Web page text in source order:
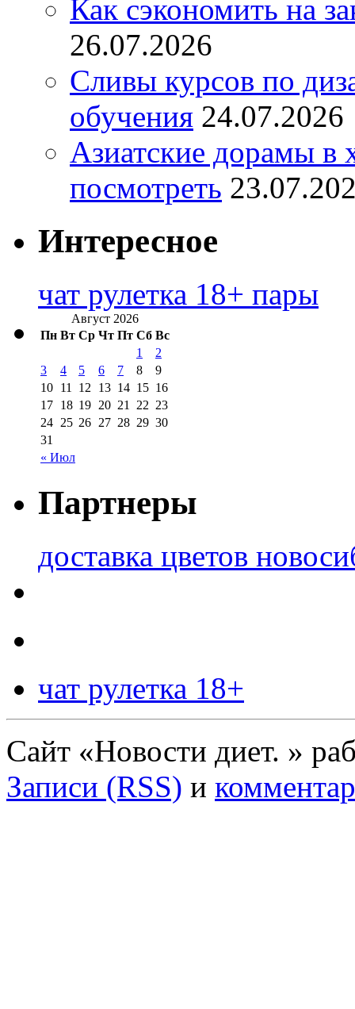
Как сэкономить на
26.07.2026
Сливы курсов по
обучения 24.07.2026
Азиатские дорамы в
посмотреть
Интересное
чат рулетка 18+ пары
Август 2026
Пн Вт Ср Чт Пт Сб Вс
« Июл
1
2
3
4 5 6 7 8
9
10 11 12 13 14 15 16
17 18 19 20 21 22 23
24 25 26 27 28 29 30
31
Партнеры
доставка цветов
чат рулетка 18+
Сайт «Новости диет. »
Записи (RSS) и